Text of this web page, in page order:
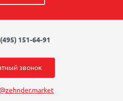
151-64-91
звонок